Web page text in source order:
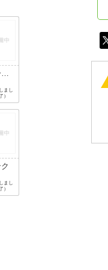
/ 中文
まし
）
まし
）